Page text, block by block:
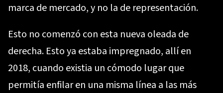
marca de mercado, y no la de representación.
Esto no comenzó con esta nueva oleada de
derecha. Esto ya estaba impregnado, allí en
2018, cuando existia un cómodo lugar que
permitía enfilar en una misma línea a las más